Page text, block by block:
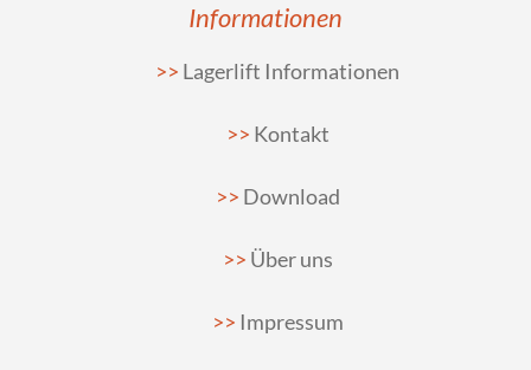
Informationen
Lagerlift Informationen
Kontakt
Download
Über uns
Impressum